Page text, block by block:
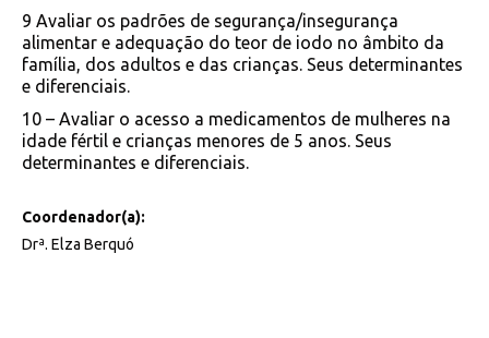
9 Avaliar os padrões de segurança/insegurança
alimentar e adequação do teor de iodo no âmbito da
família, dos adultos e das crianças. Seus determinantes
e diferenciais.
10 – Avaliar o acesso a medicamentos de mulheres na
idade fértil e crianças menores de 5 anos. Seus
determinantes e diferenciais.
Coordenador(a):
Drª. Elza Berquó